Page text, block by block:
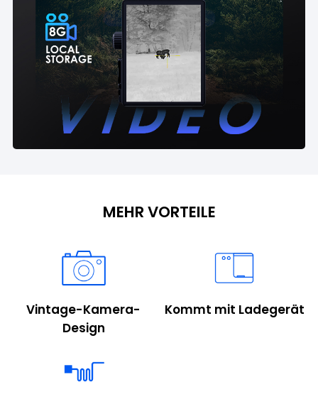
MEHR VORTEILE
Vintage-Kamera-
Design
Kommt mit Ladegerät